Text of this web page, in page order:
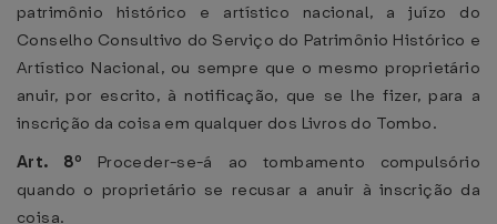
patrimônio histórico e artístico nacional, a juízo do
Conselho Consultivo do Serviço do Patrimônio Histórico e
Artístico Nacional, ou sempre que o mesmo proprietário
anuir, por escrito, à notificação, que se lhe fizer, para a
inscrição da coisa em qualquer dos Livros do Tombo.
Art. 8º Proceder-se-á ao tombamento compulsório
quando o proprietário se recusar a anuir à inscrição da
coisa.